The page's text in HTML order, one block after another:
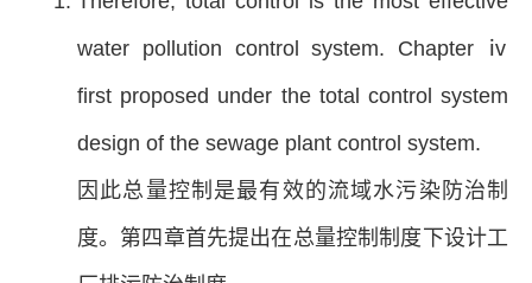
water pollution control system. Chapter ⅳ
first proposed under the total control system
design of the sewage plant control system.
因此总量控制是最有效的流域水污染防治制
度。第四章首先提出在总量控制制度下设计工